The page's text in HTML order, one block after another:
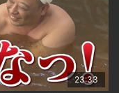
23:33